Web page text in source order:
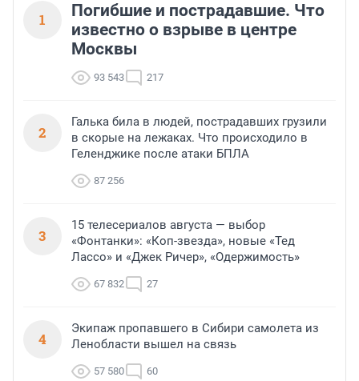
1
Погибшие и пострадавшие. Что
известно о взрыве в центре
Москвы
93 543 217
2
Галька била в людей, пострадавших грузили
в скорые на лежаках. Что происходило в
Геленджике после атаки БПЛА
87 256
3
15 телесериалов августа — выбор
«Фонтанки»: «Коп-звезда», новые «Тед
Лассо» и «Джек Ричер», «Одержимость»
67 832 27
4
Экипаж пропавшего в Сибири самолета из
Ленобласти вышел на связь
57 580 60